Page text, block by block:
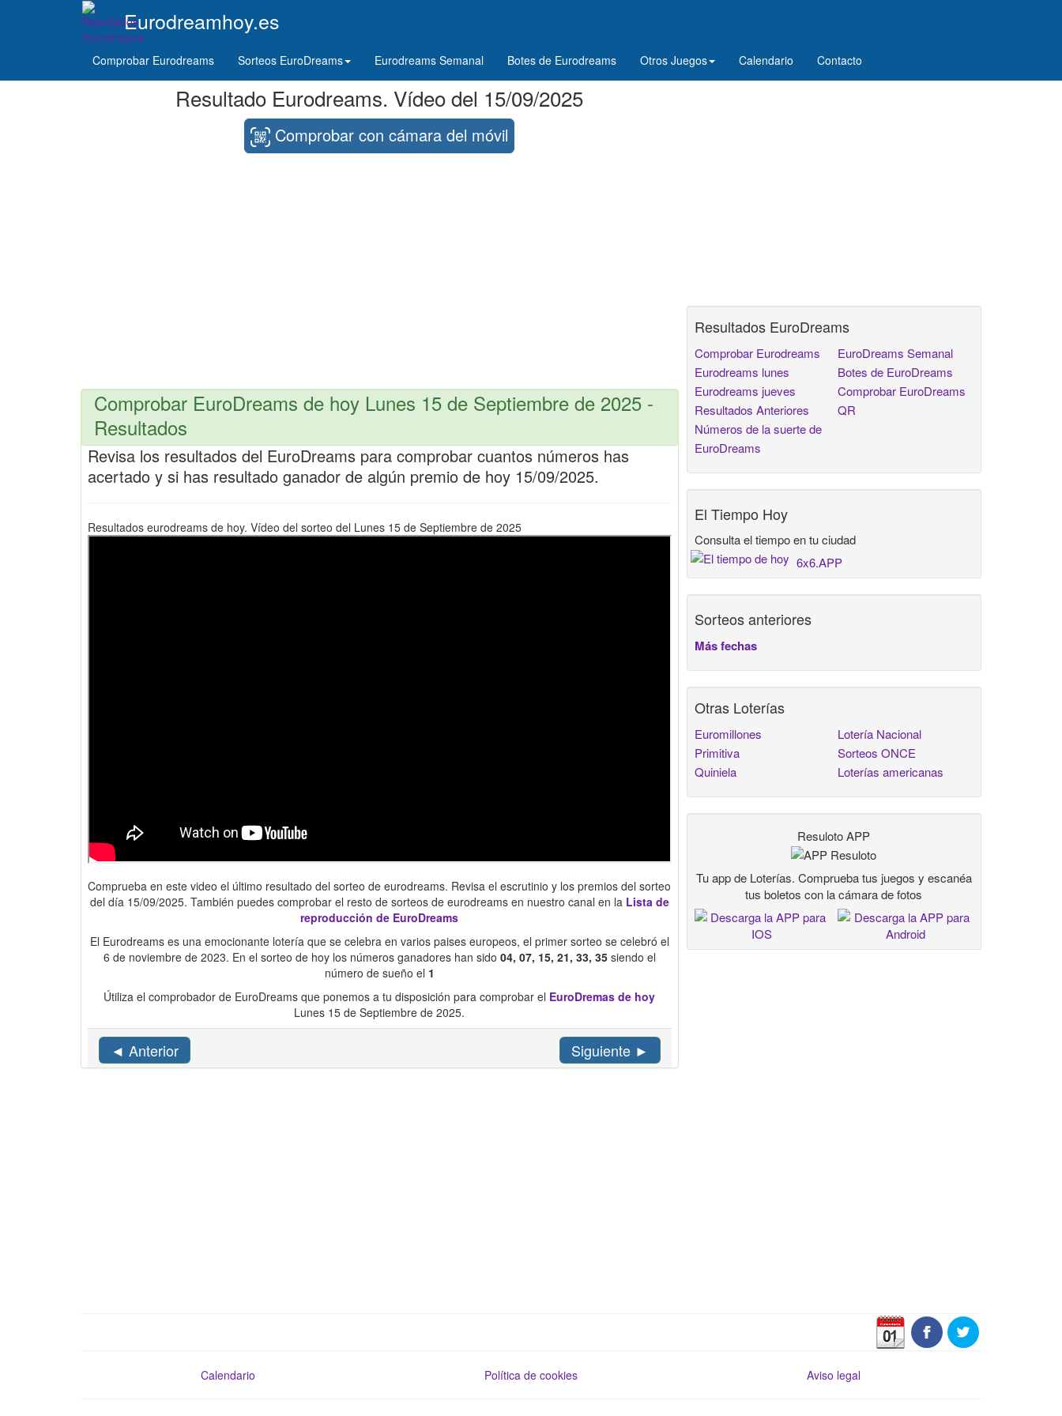
Eurodreamhoy.es
Comprobar Eurodreams Sorteos EuroDreams Eurodreams Semanal Botes de Eurodreams Otros Juegos Calendario Contacto
Resultado Eurodreams. Vídeo del 15/09/2025
Comprobar con cámara del móvil
Comprobar EuroDreams de hoy Lunes 15 de Septiembre de 2025 -
Resultados
Revisa los resultados del EuroDreams para comprobar cuantos números has
acertado y si has resultado ganador de algún premio de hoy 15/09/2025.
Resultados eurodreams de hoy. Vídeo del sorteo del Lunes 15 de Septiembre de 2025
Comprueba en este video el último resultado del sorteo de eurodreams. Revisa el escrutinio y los premios del sorteo
del día 15/09/2025. También puedes comprobar el resto de sorteos de eurodreams en nuestro canal en la Lista de
reproducción de EuroDreams
El Eurodreams es una emocionante lotería que se celebra en varios paises europeos, el primer sorteo se celebró el
6 de noviembre de 2023. En el sorteo de hoy los números ganadores han sido 04, 07, 15, 21, 33, 35siendo el
número de sueño el 1
Útiliza el comprobador de EuroDreams que ponemos a tu disposición para comprobar el EuroDremas de hoy
Lunes 15 de Septiembre de 2025.
◄ Anterior Siguiente ►
Resultados EuroDreams
Comprobar Eurodreams
Eurodreams lunes
Eurodreams jueves
Resultados Anteriores
Números de la suerte de
EuroDreams
EuroDreams Semanal
Botes de EuroDreams
Comprobar EuroDreams
QR
El Tiempo Hoy
Consulta el tiempo en tu ciudad
6x6.APP
Sorteos anteriores
Más fechas
Otras Loterías
Euromillones
Primitiva
Quiniela
Lotería Nacional
Sorteos ONCE
Loterías americanas
Resuloto APP
Tu app de Loterías. Comprueba tus juegos y escanéa
tus boletos con la cámara de fotos
Calendario Política de cookies Aviso legal